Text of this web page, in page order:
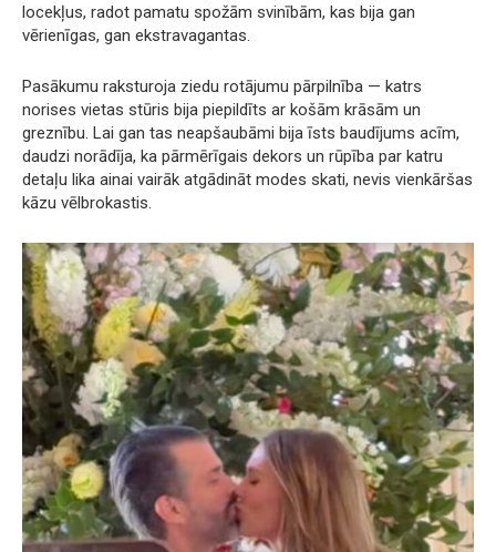
locekļus, radot pamatu spožām svinībām, kas bija gan
vērienīgas, gan ekstravagantas.
Pasākumu raksturoja ziedu rotājumu pārpilnība — katrs
norises vietas stūris bija piepildīts ar košām krāsām un
greznību. Lai gan tas neapšaubāmi bija īsts baudījums acīm,
daudzi norādīja, ka pārmērīgais dekors un rūpība par katru
detaļu lika ainai vairāk atgādināt modes skati, nevis vienkāršas
kāzu vēlbrokastis.